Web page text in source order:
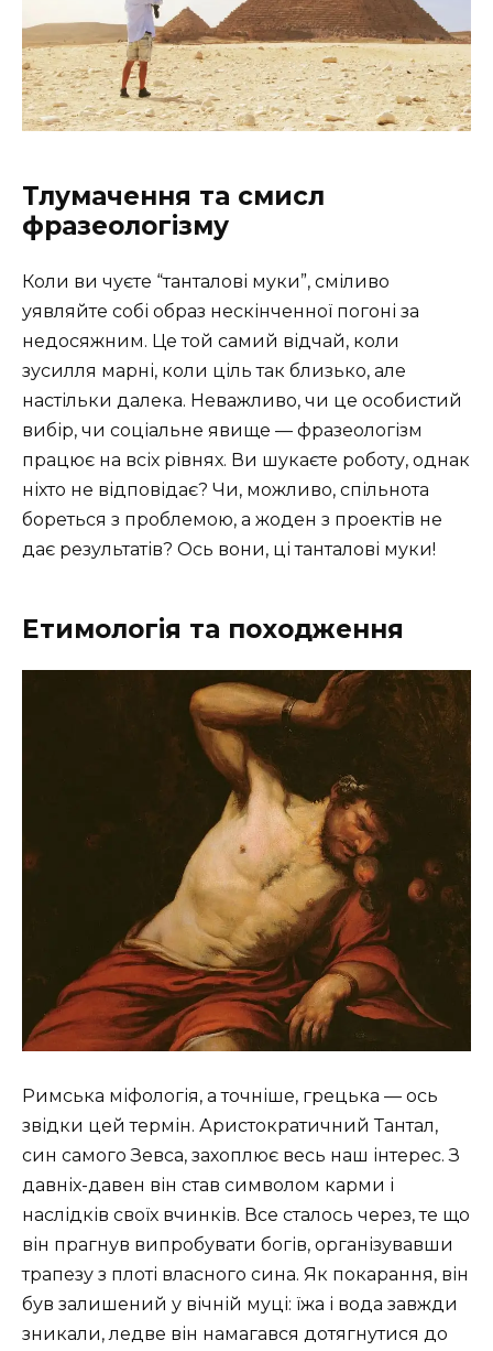
Тлумачення та смисл
фразеологізму
Коли ви чуєте “танталові муки”, сміливо
уявляйте собі образ нескінченної погоні за
недосяжним. Це той самий відчай, коли
зусилля марні, коли ціль так близько, але
настільки далека. Неважливо, чи це особистий
вибір, чи соціальне явище — фразеологізм
працює на всіх рівнях. Ви шукаєте роботу, однак
ніхто не відповідає? Чи, можливо, спільнота
бореться з проблемою, а жоден з проектів не
дає результатів? Ось вони, ці танталові муки!
Етимологія та походження
Римська міфологія, а точніше, грецька — ось
звідки цей термін. Аристократичний Тантал,
син самого Зевса, захоплює весь наш інтерес. З
давніх-давен він став символом карми і
наслідків своїх вчинків. Все сталось через, те що
він прагнув випробувати богів, організувавши
трапезу з плоті власного сина. Як покарання, він
був залишений у вічній муці: їжа і вода завжди
зникали, ледве він намагався дотягнутися до